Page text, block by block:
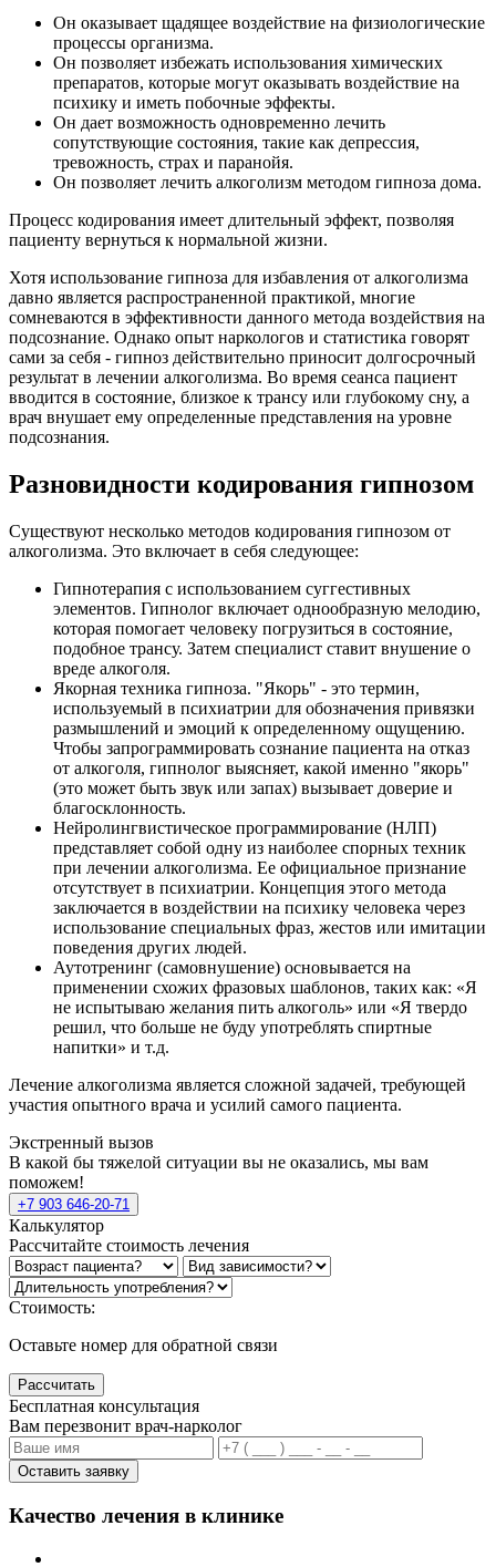
Он оказывает щадящее воздействие на физиологические
процессы организма.
Он позволяет избежать использования химических
препаратов, которые могут оказывать воздействие на
психику и иметь побочные эффекты.
Он дает возможность одновременно лечить
сопутствующие состояния, такие как депрессия,
тревожность, страх и паранойя.
Он позволяет лечить алкоголизм методом гипноза дома.
Процесс кодирования имеет длительный эффект, позволяя
пациенту вернуться к нормальной жизни.
Хотя использование гипноза для избавления от алкоголизма
давно является распространенной практикой, многие
сомневаются в эффективности данного метода воздействия на
подсознание. Однако опыт наркологов и статистика говорят
сами за себя - гипноз действительно приносит долгосрочный
результат в лечении алкоголизма. Во время сеанса пациент
вводится в состояние, близкое к трансу или глубокому сну, а
врач внушает ему определенные представления на уровне
подсознания.
Разновидности кодирования гипнозом
Существуют несколько методов кодирования гипнозом от
алкоголизма. Это включает в себя следующее:
Гипнотерапия с использованием суггестивных
элементов. Гипнолог включает однообразную мелодию,
которая помогает человеку погрузиться в состояние,
подобное трансу. Затем специалист ставит внушение о
вреде алкоголя.
Якорная техника гипноза. "Якорь" - это термин,
используемый в психиатрии для обозначения привязки
размышлений и эмоций к определенному ощущению.
Чтобы запрограммировать сознание пациента на отказ
от алкоголя, гипнолог выясняет, какой именно "якорь"
(это может быть звук или запах) вызывает доверие и
благосклонность.
Нейролингвистическое программирование (НЛП)
представляет собой одну из наиболее спорных техник
при лечении алкоголизма. Ее официальное признание
отсутствует в психиатрии. Концепция этого метода
заключается в воздействии на психику человека через
использование специальных фраз, жестов или имитации
поведения других людей.
Аутотренинг (самовнушение) основывается на
применении схожих фразовых шаблонов, таких как: «Я
не испытываю желания пить алкоголь» или «Я твердо
решил, что больше не буду употреблять спиртные
напитки» и т.д.
Лечение алкоголизма является сложной задачей, требующей
участия опытного врача и усилий самого пациента.
Экстренный вызов
В какой бы тяжелой ситуации вы не оказались, мы вам
поможем!
+7 903 646-20-71
Калькулятор
Рассчитайте стоимость лечения
Стоимость:
Оставьте номер для обратной связи
Рассчитать
Бесплатная консультация
Вам перезвонит врач-нарколог
Оставить заявку
Качество лечения в клинике